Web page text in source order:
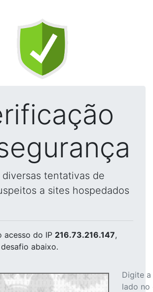
diversas tentativas de
a sites hospedados
acesso do IP 216.73.216.147,
abaixo.
Digite
lado no